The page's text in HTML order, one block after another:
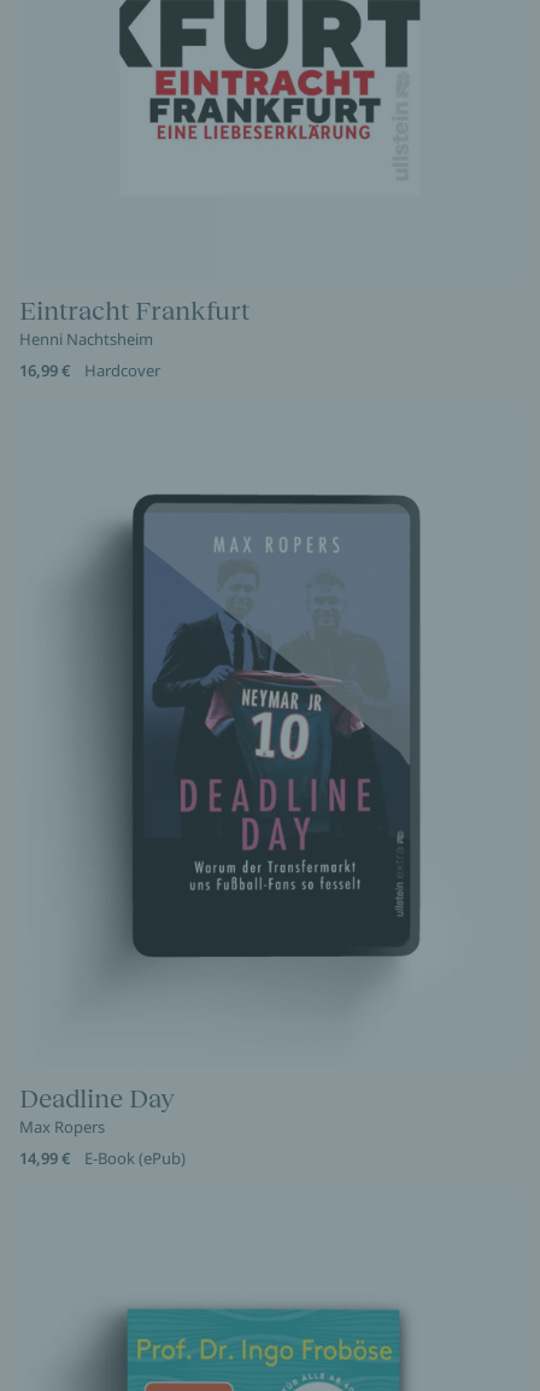
Eintracht Frankfurt
Henni Nachtsheim
16,99 €
Hardcover
Deadline Day
Max Ropers
14,99 €
E-Book (ePub)